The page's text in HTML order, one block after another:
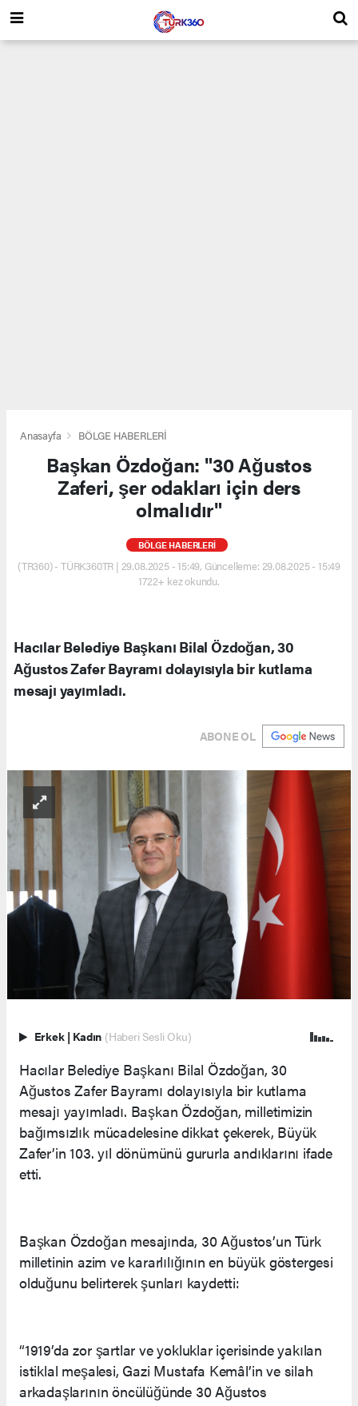
Anasayfa BÖLGE HABERLERİ
Başkan Özdoğan: "30 Ağustos
Zaferi, şer odakları için ders
olmalıdır"
BÖLGE HABERLERİ
(TR360) - TÜRK360TR | 29.08.2025 - 15:49, Güncelleme: 29.08.2025 - 15:49
1722+ kez okundu.
Hacılar Belediye Başkanı Bilal Özdoğan, 30
Ağustos Zafer Bayramı dolayısıyla bir kutlama
mesajı yayımladı.
ABONE OL
Erkek | Kadın (Haberi Sesli Oku)
Hacılar Belediye Başkanı Bilal Özdoğan, 30
Ağustos Zafer Bayramı dolayısıyla bir kutlama
mesajı yayımladı. Başkan Özdoğan, milletimizin
bağımsızlık mücadelesine dikkat çekerek, Büyük
Zafer’in 103. yıl dönümünü gururla andıklarını ifade
etti.
Başkan Özdoğan mesajında, 30 Ağustos’un Türk
milletinin azim ve kararlılığının en büyük göstergesi
olduğunu belirterek şunları kaydetti:
“1919’da zor şartlar ve yokluklar içerisinde yakılan
istiklal meşalesi, Gazi Mustafa Kemâl’in ve silah
arkadaşlarının öncülüğünde 30 Ağustos